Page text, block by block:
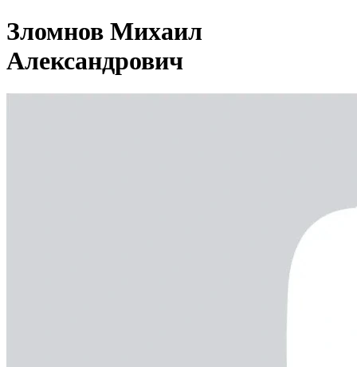
Зломнов Михаил
Александрович